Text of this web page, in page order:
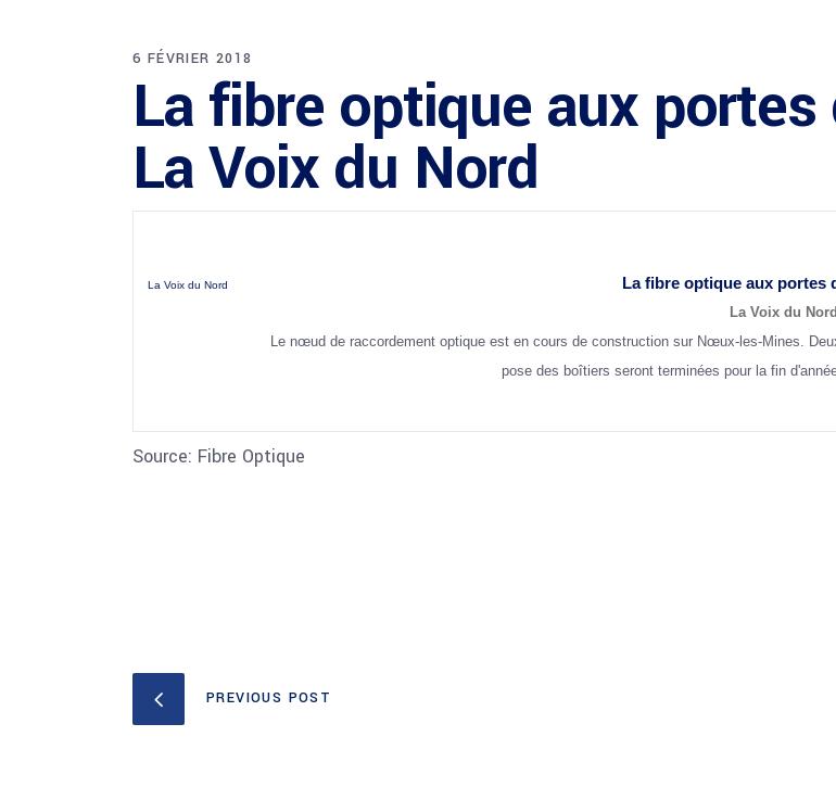
6 FÉVRIER 2018
La fibre optique aux
La Voix du Nord
La Voix du Nord Lafibre optique aux portes
La Voix du Nord
Le nœud de raccordement optique est en cours de construction sur Nœux-les-Mines.
pose des boîtiers seront terminées pour la fin
Source: Fibre Optique
PREVIOUS POST